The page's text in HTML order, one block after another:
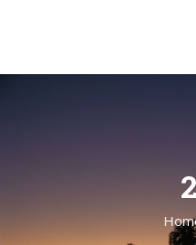
content